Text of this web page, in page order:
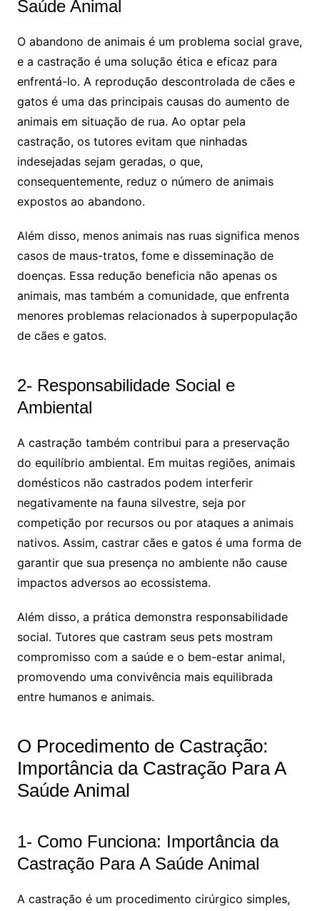
Saúde Animal
O abandono de animais é um problema social grave,
e a castração é uma solução ética e eficaz para
enfrentá-lo. A reprodução descontrolada de cães e
gatos é uma das principais causas do aumento de
animais em situação de rua. Ao optar pela
castração, os tutores evitam que ninhadas
indesejadas sejam geradas, o que,
consequentemente, reduz o número de animais
expostos ao abandono.
Além disso, menos animais nas ruas significa menos
casos de maus-tratos, fome e disseminação de
doenças. Essa redução beneficia não apenas os
animais, mas também a comunidade, que enfrenta
menores problemas relacionados à superpopulação
de cães e gatos.
2- Responsabilidade Social e
Ambiental
A castração também contribui para a preservação
do equilíbrio ambiental. Em muitas regiões, animais
domésticos não castrados podem interferir
negativamente na fauna silvestre, seja por
competição por recursos ou por ataques a animais
nativos. Assim, castrar cães e gatos é uma forma de
garantir que sua presença no ambiente não cause
impactos adversos ao ecossistema.
Além disso, a prática demonstra responsabilidade
social. Tutores que castram seus pets mostram
compromisso com a saúde e o bem-estar animal,
promovendo uma convivência mais equilibrada
entre humanos e animais.
O Procedimento de Castração:
Importância da Castração Para A
Saúde Animal
1- Como Funciona: Importância da
Castração Para A Saúde Animal
A castração é um procedimento cirúrgico simples,